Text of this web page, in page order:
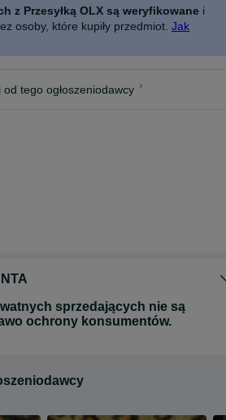
z Przesyłką OLX są weryfikowane i
osoby, które kupiły przedmiot. Jak
od tego ogłoszeniodawcy
sprzedających nie są
ochrony konsumentów.